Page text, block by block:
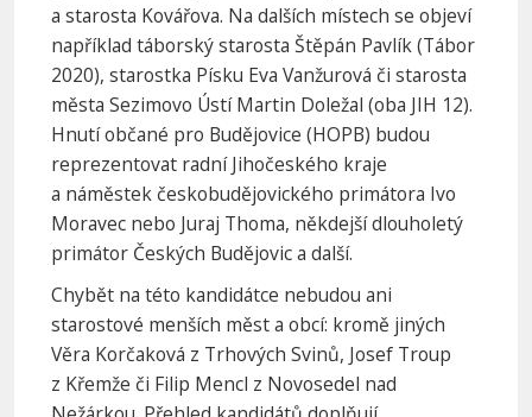
a starosta Kovářova. Na dalších místech se objeví
například táborský starosta Štěpán Pavlík (Tábor
2020), starostka Písku Eva Vanžurová či starosta
města Sezimovo Ústí Martin Doležal (oba JIH 12).
Hnutí občané pro Budějovice (HOPB) budou
reprezentovat radní Jihočeského kraje
a náměstek českobudějovického primátora Ivo
Moravec nebo Juraj Thoma, někdejší dlouholetý
primátor Českých Budějovic a další.
Chybět na této kandidátce nebudou ani
starostové menších měst a obcí: kromě jiných
Věra Korčaková z Trhových Svinů, Josef Troup
z Křemže či Filip Mencl z Novosedel nad